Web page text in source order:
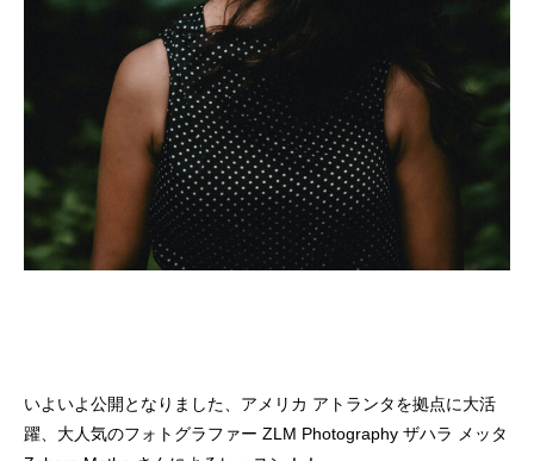
いよいよ公開となりました、アメリカ アトランタを拠点に大活
躍、大人気のフォトグラファー ZLM Photography ザハラ メッタ